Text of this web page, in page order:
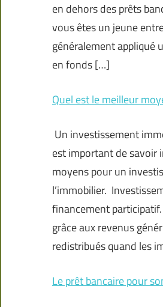
en dehors des prêts
vous êtes un jeune
généralement appliqué
en fonds […]
Quel est le meilleur
Un investissement
est important de savoir
moyens pour un
l’immobilier.
financement
grâce aux revenus
redistribués quand les
Le prêt bancaire pour